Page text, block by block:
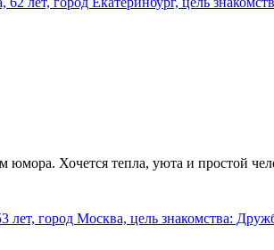
юмора. Хочется тепла, уюта и простой